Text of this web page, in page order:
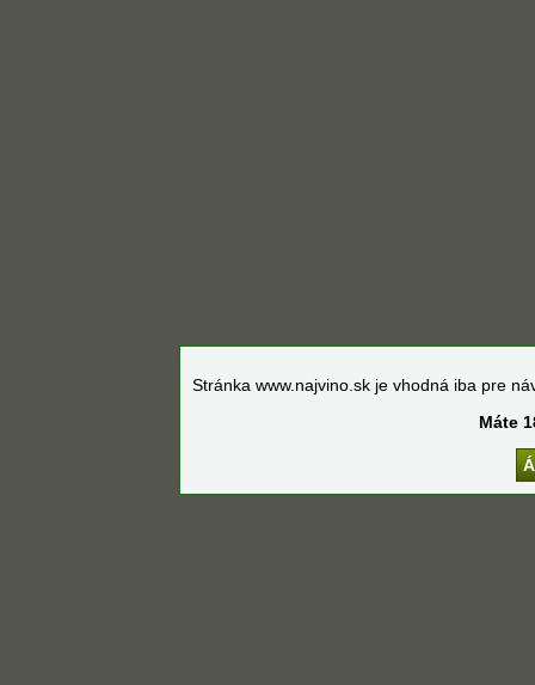
Stránka www.najvino.sk je vhodná iba pre
Máte